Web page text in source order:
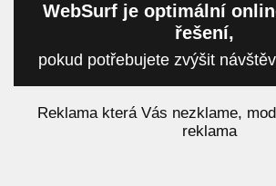
WebSurf je optimální
řešení,
pokud potřebujete zvýšit
Reklama která Vás nezklame,
reklama